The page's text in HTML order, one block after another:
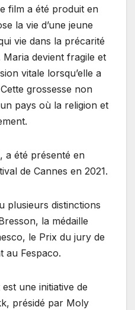
film a été produit en
la vie d’une jeune
vie dans la précarité
devient fragile et
vitale lorsqu’elle a
grossesse non
pays où la religion et
a été présenté en
de Cannes en 2021.
plusieurs distinctions
la médaille
le Prix du jury de
au Fespaco.
une initiative de
présidé par Moly